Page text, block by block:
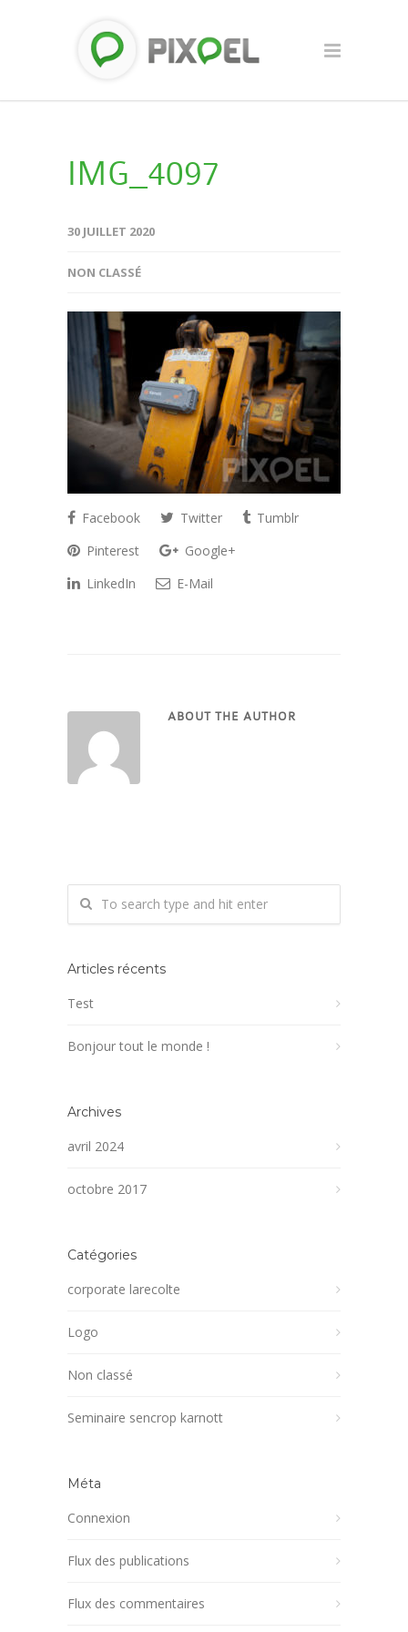
IMG_4097
30 JUILLET 2020
NON CLASSÉ
Facebook Twitter
Tumblr
Pinterest
Google+
LinkedIn
E-Mail
ABOUT THE AUTHOR
Articles récents
Test
Bonjour tout le monde !
Archives
avril 2024
octobre 2017
Catégories
corporate larecolte
Logo
Non classé
Seminaire sencrop karnott
Méta
Connexion
Flux des publications
Flux des commentaires